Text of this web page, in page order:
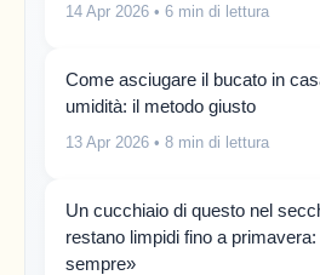
14 Apr 2026 • 6 min di lettura
Come asciugare il bucato in
umidità: il metodo giusto
13 Apr 2026 • 8 min di lettura
Un cucchiaio di questo nel
restano limpidi fino a
sempre»